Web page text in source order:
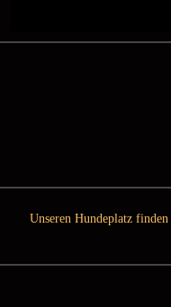
Unseren Hundeplatz